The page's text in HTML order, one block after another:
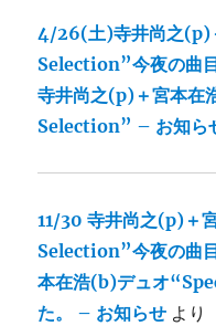
4/26(土)寺井尚之(p)
Selection”今夜の曲
寺井尚之(p)＋宮本
Selection” – お知ら
11/30 寺井尚之(p)＋
Selection”今夜の曲
本在浩(b)デュオ
た。 – お知らせ より